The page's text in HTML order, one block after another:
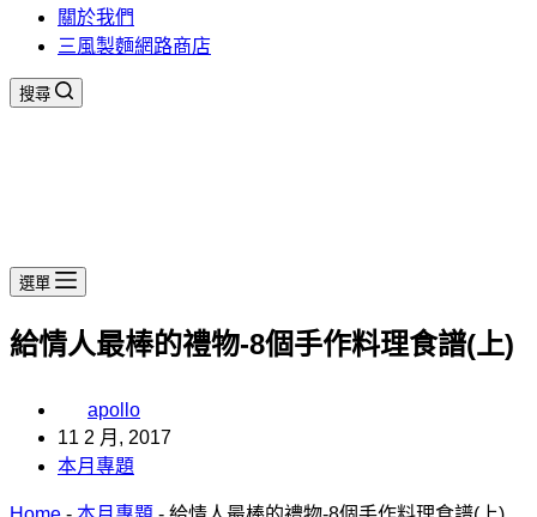
關於我們
三風製麵網路商店
搜尋
選單
給情人最棒的禮物-8個手作料理食譜(上)
apollo
11 2 月, 2017
本月專題